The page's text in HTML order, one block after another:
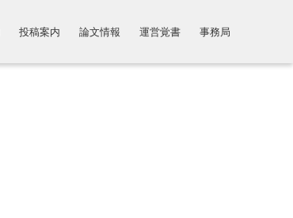
投稿案内 論文情報 運営覚書 事務局